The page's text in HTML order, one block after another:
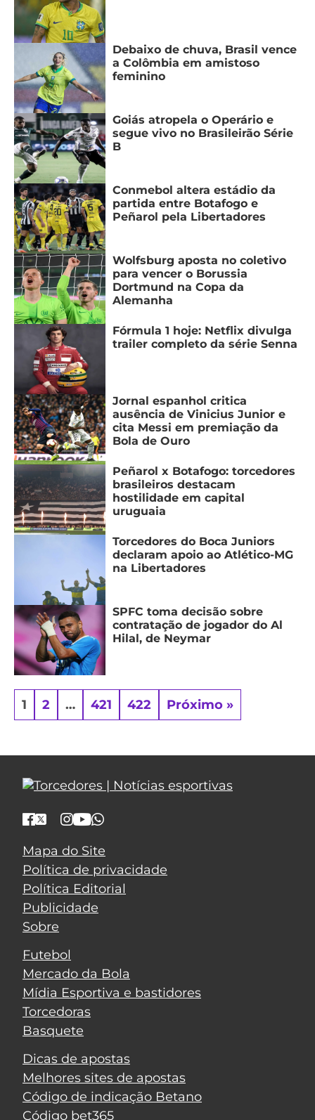
Debaixo de chuva, Brasil vence
a Colômbia em amistoso
feminino
Goiás atropela o Operário e
segue vivo no Brasileirão Série
B
Conmebol altera estádio da
partida entre Botafogo e
Peñarol pela Libertadores
Wolfsburg aposta no coletivo
para vencer o Borussia
Dortmund na Copa da
Alemanha
Fórmula 1 hoje: Netflix divulga
trailer completo da série Senna
Jornal espanhol critica
ausência de Vinicius Junior e
cita Messi em premiação da
Bola de Ouro
Peñarol x Botafogo: torcedores
brasileiros destacam
hostilidade em capital
uruguaia
Torcedores do Boca Juniors
declaram apoio ao Atlético-MG
na Libertadores
SPFC toma decisão sobre
contratação de jogador do Al
Hilal, de Neymar
1 2 … 421 422 Próximo »
Mapa do Site
Política de privacidade
Política Editorial
Publicidade
Sobre
Futebol
Mercado da Bola
Mídia Esportiva e bastidores
Torcedoras
Basquete
Dicas de apostas
Melhores sites de apostas
Código de indicação Betano
Código bet365